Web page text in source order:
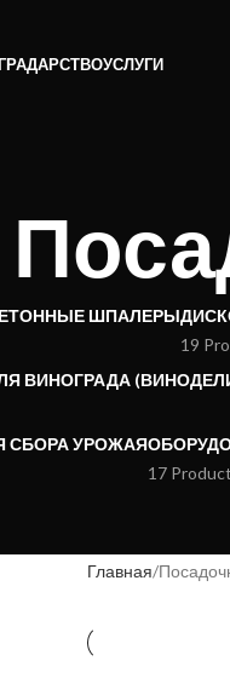
УСЛУГИ
ШПАЛЕРЫ
19
ВИНОГРАДА
СБОРА УРОЖАЯ
17
Главная